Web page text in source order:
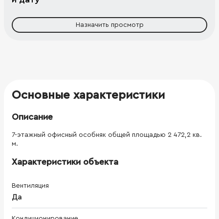
Назначить просмотр
Основные характеристики
Описание
7-этажный офисный особняк общей площадью 2 472,2 кв.
м.
Характеристики объекта
Вентиляция
Да